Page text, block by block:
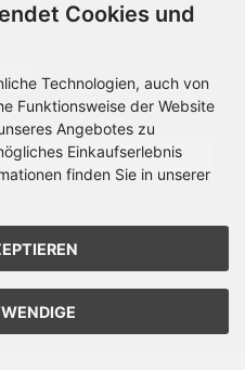
oder in Ihrem Kundenkonto
© 2026 | Template © 2026
Cookies und
Technologien, auch von
Funktionsweise der Website
Angebotes zu
Einkaufserlebnis
finden Sie in unserer